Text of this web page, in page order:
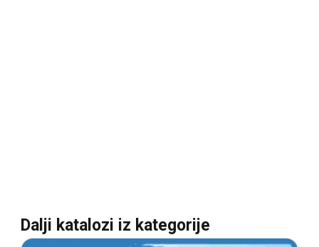
Dalji katalozi iz kategorije